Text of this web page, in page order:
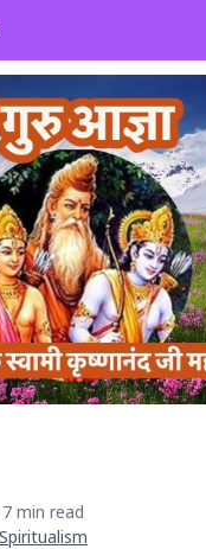
7 min read
Spiritualism